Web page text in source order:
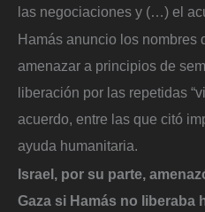
las negociaciones y (…) el
Hamás anuncio los nombres
amenazar a principios de
liberación por las repetidas
acuerdo, entre las que citó
ayuda humanitaria.
Israel, por su parte,
Gaza si Hamás no liberaba